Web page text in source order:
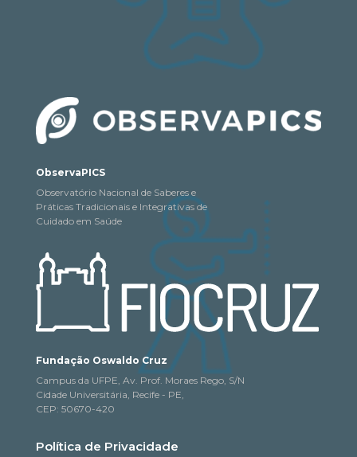
ObservaPICS
Observatório Nacional de Saberes e
Práticas Tradicionais e Integrativas de
Cuidado em Saúde
Fundação Oswaldo Cruz
Campus da UFPE, Av. Prof. Moraes Rego, S/N
Cidade Universitária, Recife - PE,
CEP: 50670-420
Política de Privacidade